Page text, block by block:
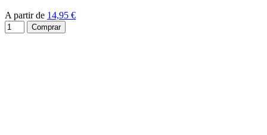
A partir de 14,95 €
Comprar